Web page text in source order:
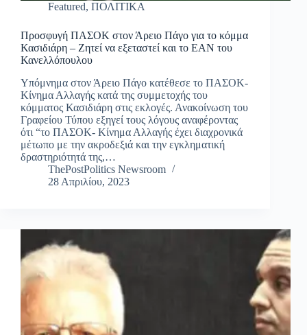
Featured, ΠΟΛΙΤΙΚΑ
Προσφυγή ΠΑΣΟΚ στον Άρειο Πάγο για το κόμμα
Κασιδιάρη – Ζητεί να εξεταστεί και το ΕΑΝ του
Κανελλόπουλου
Yπόμνημα στον Άρειο Πάγο κατέθεσε το ΠΑΣΟΚ-
Κίνημα Αλλαγής κατά της συμμετοχής του
κόμματος Κασιδιάρη στις εκλογές. Ανακοίνωση του
Γραφείου Τύπου εξηγεί τους λόγους αναφέροντας
ότι “το ΠΑΣΟΚ- Κίνημα Αλλαγής έχει διαχρονικά
μέτωπο με την ακροδεξιά και την εγκληματική
δραστηριότητά της,…
ThePostPolitics Newsroom
28 Απριλίου, 2023